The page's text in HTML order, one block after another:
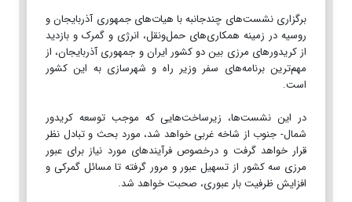
برگزاری نشست‌های چندجانبه با هیات‌های جمهوری آذربایجان و
روسیه در زمینه همکاری‌های حمل‌ونقل، انرژی و گمرک و بازدید
از کریدورهای مرزی بین دو کشور ایران و جمهوری آذربایجان، از
مهم‌ترین برنامه‌های سفر وزیر راه و شهرسازی به این کشور
است.
در این نشست‌ها، زیرساخت‌هایی که موجب توسعه کریدور
شمال- جنوب از شاخه غربی خواهد شد، مورد بحث و تبادل نظر
قرار خواهد گرفت و درخصوص فرآیندهای مورد نیاز برای عبور
مرزی سه کشور از تسهیل عبور و مرور گرفته تا مسائل گمرکی و
افزایش ظرفیت بار عبوری، صحبت خواهد شد.